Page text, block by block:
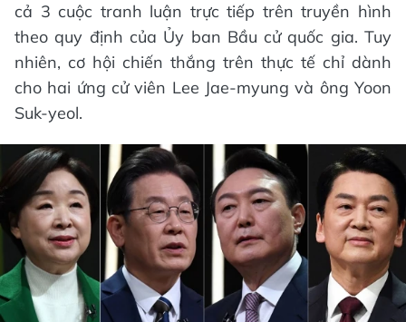
cả 3 cuộc tranh luận trực tiếp trên truyền hình
theo quy định của Ủy ban Bầu cử quốc gia. Tuy
nhiên, cơ hội chiến thắng trên thực tế chỉ dành
cho hai ứng cử viên Lee Jae-myung và ông Yoon
Suk-yeol.